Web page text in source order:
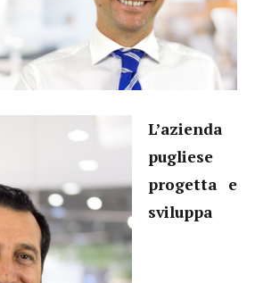
L’azienda
pugliese
progetta e
sviluppa